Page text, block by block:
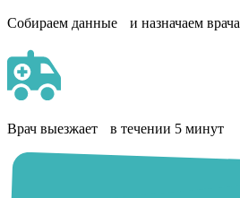
Собираем данные и назначаем врача
Врач выезжает в течении 5 минут